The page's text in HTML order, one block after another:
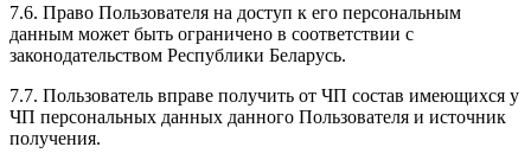
7.6. Право Пользователя на доступ к его персональным
данным может быть ограничено в соответствии с
законодательством Республики Беларусь.
7.7. Пользователь вправе получить от ЧП состав имеющихся у
ЧП персональных данных данного Пользователя и источник
получения.